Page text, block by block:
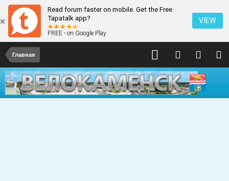
Read forum faster on mobile. Get the Free
Tapatalk app?
FREE - on Google Play
VIEW
Главная